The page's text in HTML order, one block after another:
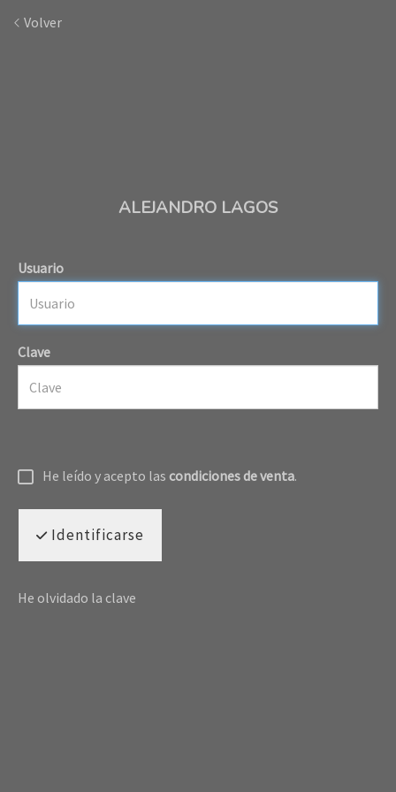
Volver
ALEJANDRO LAGOS
Usuario
Clave
He leído y acepto las condiciones de venta.
Identificarse
He olvidado la clave